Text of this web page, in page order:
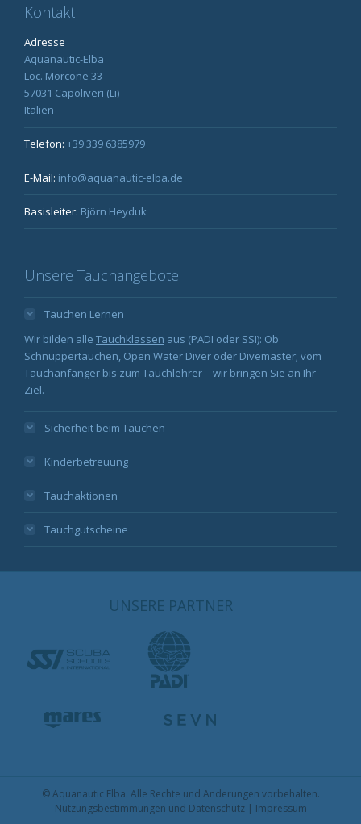
Kontakt
Adresse
Aquanautic-Elba
Loc. Morcone 33
57031 Capoliveri (Li)
Italien
Telefon: +39 339 6385979
E-Mail: info@aquanautic-elba.de
Basisleiter: Björn Heyduk
Unsere Tauchangebote
Tauchen Lernen
Wir bilden alle Tauchklassen aus (PADI oder SSI): Ob
Schnuppertauchen, Open Water Diver oder Divemaster; vom
Tauchanfänger bis zum Tauchlehrer – wir bringen Sie an Ihr
Ziel.
Sicherheit beim Tauchen
Kinderbetreuung
Tauchaktionen
Tauchgutscheine
UNSERE PARTNER
© Aquanautic Elba. Alle Rechte und Änderungen vorbehalten.
Nutzungsbestimmungen und Datenschutz| Impressum